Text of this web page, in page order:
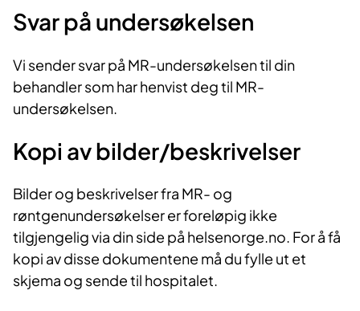
Svar på undersøkelsen
Vi sender svar på MR-undersøkelsen til din
behandler som har henvist deg til MR-
undersøkelsen.
Kopi av bilder/beskrivelser​
Bilder og beskrivelser fra MR- og
røntgenundersøkelser er foreløpig ikke
tilgjengelig via din side på helsenorge.no. For å få
kopi av disse dokumentene må du fylle ut et
skjema og sende til hospitalet.​